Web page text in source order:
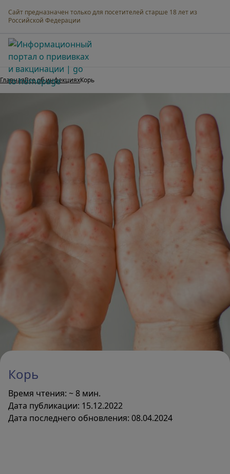
Сайт предназначен только для посетителей старше 18 лет из
Российской Федерации
Мама о прививках
Вакцинация от А до Я
Прививки детям и взрослым
Памятки и листовки
Поиск
ГлавнаяВсе об инфекцияхКорь
Корь
Время чтения: ~ 8 мин.
Дата публикации: 15.12.2022
Дата последнего обновления: 08.04.2024